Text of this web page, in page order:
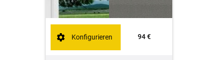
94 €
Konfigurieren